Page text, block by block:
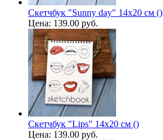
Скетчбук "Sunny day" 14х20 см ()
Цена: 139.00 руб.
Скетчбук "Lips" 14х20 см ()
Цена: 139.00 руб.